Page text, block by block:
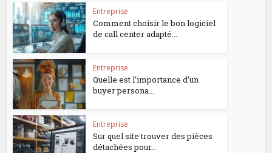
Entreprise
Comment choisir le bon logiciel
de call center adapté...
Entreprise
Quelle est l’importance d’un
buyer persona...
Entreprise
Sur quel site trouver des pièces
détachées pour...